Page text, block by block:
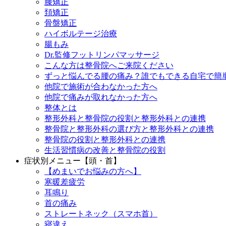
膝矯正
頚矯正
骨盤矯正
ハイボルテージ治療
腸もみ
Dr.監修フットリンパマッサージ
こんな方は整骨院へご来院ください
ずっと悩んでる腰の痛み？誰でもできる自宅で簡
他院で施術が合わなかった方へ
他院で痛みが取れなかった方へ
整体とは
整形外科と整骨院の役割と整形外科との連携
整骨院と整形外科の選び方と整形外科との連携
整骨院の役割と整形外科との連携
生活習慣病の改善と整骨院の役割
症状別メニュー【頭・首】
【めまいでお悩みの方へ】
寒暖差疲労
耳鳴り
首の痛み
ストレートネック（スマホ首）
寝違え